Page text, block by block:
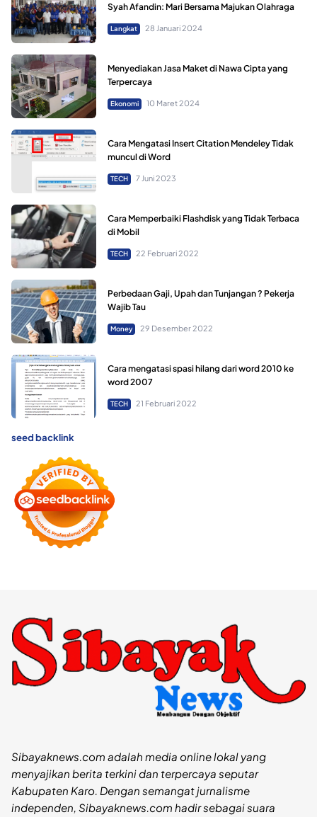
Syah Afandin: Mari Bersama Majukan Olahraga
Langkat 28 Januari 2024
Menyediakan Jasa Maket di Nawa Cipta yang
Terpercaya
Ekonomi 10 Maret 2024
Cara Mengatasi Insert Citation Mendeley Tidak
muncul di Word
TECH 7 Juni 2023
Cara Memperbaiki Flashdisk yang Tidak Terbaca
di Mobil
TECH 22 Februari 2022
Perbedaan Gaji, Upah dan Tunjangan ? Pekerja
Wajib Tau
Money 29 Desember 2022
Cara mengatasi spasi hilang dari word 2010 ke
word 2007
TECH 21 Februari 2022
seed backlink
Sibayaknews.com adalah media online lokal yang
menyajikan berita terkini dan terpercaya seputar
Kabupaten Karo. Dengan semangat jurnalisme
independen, Sibayaknews.com hadir sebagai suara